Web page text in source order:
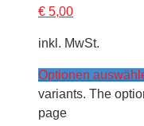
€ 5,00
inkl. MwSt.
Optionen
variants. The
page